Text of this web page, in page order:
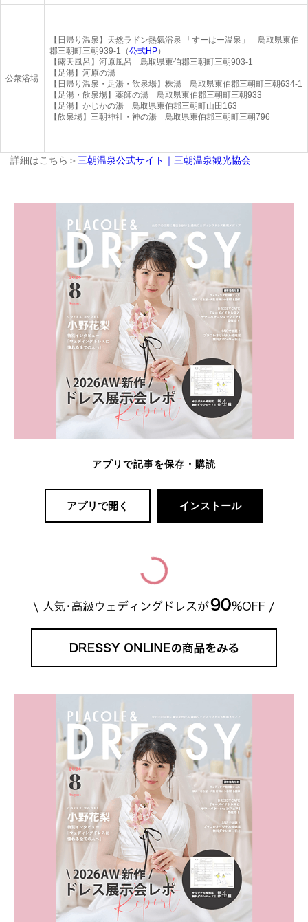
公衆浴場
【日帰り温泉】天然ラドン熱氣浴泉 「すーはー温泉」 鳥取県東伯
郡三朝町三朝939-1（公式HP）
【露天風呂】河原風呂 鳥取県東伯郡三朝町三朝903-1
【足湯】河原の湯
【日帰り温泉・足湯・飲泉場】株湯 鳥取県東伯郡三朝町三朝634-1
【足湯・飲泉場】薬師の湯 鳥取県東伯郡三朝町三朝933
【足湯】かじかの湯 鳥取県東伯郡三朝町山田163
【飲泉場】三朝神社・神の湯 鳥取県東伯郡三朝町三朝796
詳細はこちら＞ 三朝温泉公式サイト｜三朝温泉観光協会
アプリで記事を保存・購読
アプリで開く インストール